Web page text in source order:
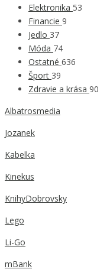
Elektronika 53
Financie 9
Jedlo 37
Móda 74
Ostatné 636
Šport 39
Zdravie a krása 90
Albatrosmedia
Jozanek
Kabelka
Kinekus
KnihyDobrovsky
Lego
Li-Go
mBank